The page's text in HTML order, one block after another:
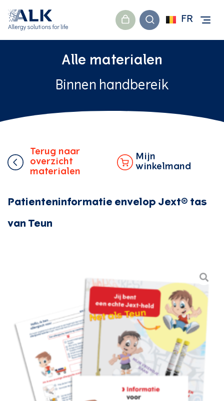
FR
Alle materialen
Binnen handbereik
Terug naar
overzicht
materialen
Mijn
winkelmand
Patienteninformatie envelop Jext® tas
van Teun